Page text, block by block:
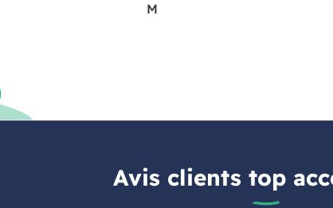
M
Avis clients top